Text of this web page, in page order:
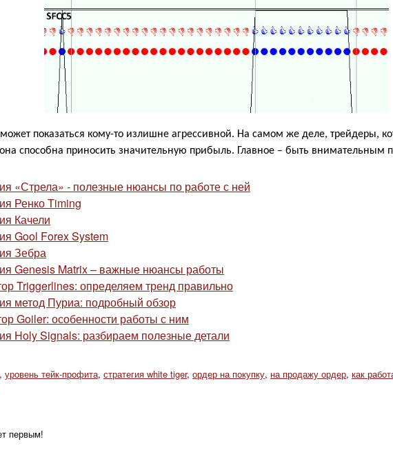
показаться кому-то излишне агрессивной. На самом же деле, трейдеры,
способна приносить значительную прибыль. Главное – быть внимательным
«Стрела» - полезные нюансы по работе с ней
Ренко Timing
Качели
Gool Forex System
Зебра
Genesis Matrix – важные нюансы работы
Triggerlines: определяем тренд правильно
метод Пуриа: подробный обзор
Goiler: особенности работы с ним
Holy Signals: разбираем полезные детали
, уровень тейк-профита, стратегия white tiger, ордер на покупку, на продажу ордер, как
первым!